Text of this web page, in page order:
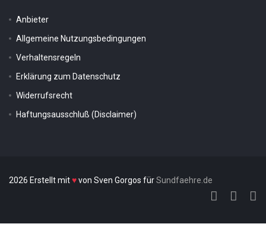
Anbieter
Allgemeine Nutzungsbedingungen
Verhaltensregeln
Erklärung zum Datenschutz
Widerrufsrecht
Haftungsausschluß (Disclaimer)
2026 Erstellt mit♥von Sven Gorgos fürSundfaehre.de